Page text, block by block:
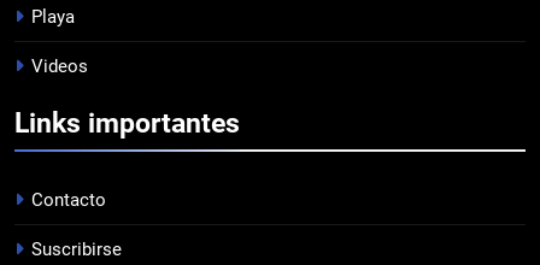
1
PROFESIONAL
Playa
Videos
Links importantes
Contacto
Suscribirse